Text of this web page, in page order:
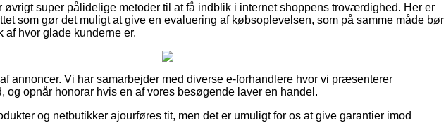
øvrigt super pålidelige metoder til at få indblik i internet shoppens troværdighed. Her er
som gør det muligt at give en evaluering af købsoplevelsen, som på samme måde bør
af hvor glade kunderne er.
annoncer. Vi har samarbejder med diverse e-forhandlere hvor vi præsenterer
og opnår honorar hvis en af vores besøgende laver en handel.
og netbutikker ajourføres tit, men det er umuligt for os at give garantier imod